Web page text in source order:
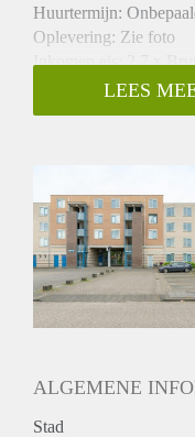
Huurtermijn:
Oplevering: Zie foto
Inkomen eis: 2,7 x
Garantiestelling
Borg: 1 Maand
Huurtoeslag grens:
Geschikt voor
LEES
ALGEMENE
Stad